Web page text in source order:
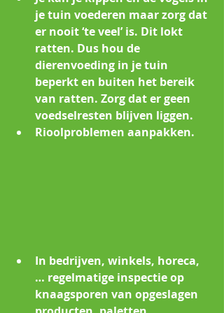
je tuin voederen maar zorg dat
er nooit ‘te veel’ is. Dit lokt
ratten. Dus hou de
dierenvoeding in je tuin
beperkt en buiten het bereik
van ratten. Zorg dat er geen
voedselresten blijven liggen.
Rioolproblemen aanpakken.
In bedrijven, winkels, horeca,
… regelmatige inspectie op
knaagsporen van opgeslagen